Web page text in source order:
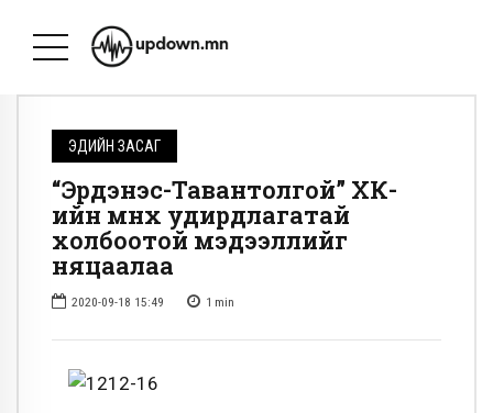
ЭДИЙН ЗАСАГ
“Эрдэнэс-Тавантолгой” ХК-
ийн өмнөх удирдлагатай
холбоотой мэдээллийг
няцаалаа
2020-09-18 15:49 1 min